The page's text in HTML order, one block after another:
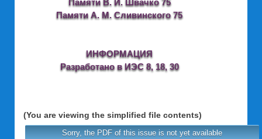
Памяти В. И. Швачко 75
Памяти А. М. Сливинского 75
ИНФОРМАЦИЯ
Разработано в ИЭС 8, 18, 30
(You are viewing the simplified file contents)
Sorry, the PDF of this issue is not yet available